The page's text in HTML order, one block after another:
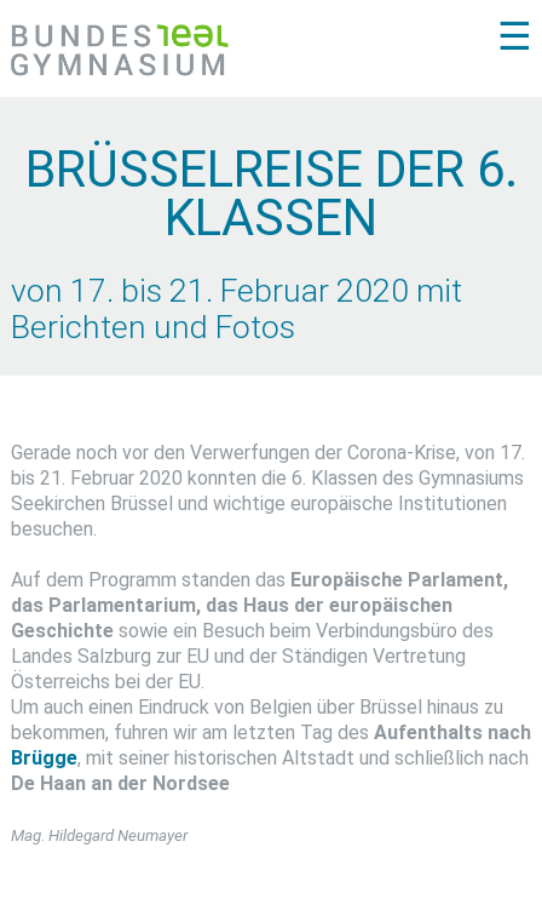
☰
BRÜSSELREISE DER 6.
KLASSEN
von 17. bis 21. Februar 2020 mit
Berichten und Fotos
Gerade noch vor den Verwerfungen der Corona-Krise, von 17.
bis 21. Februar 2020 konnten die 6. Klassen des Gymnasiums
Seekirchen Brüssel und wichtige europäische Institutionen
besuchen.
Auf dem Programm standen das Europäische Parlament,
das Parlamentarium, das Haus der europäischen
Geschichtesowie ein Besuch beim Verbindungsbüro des
Landes Salzburg zur EU und der Ständigen Vertretung
Österreichs bei der EU.
Um auch einen Eindruck von Belgien über Brüssel hinaus zu
bekommen, fuhren wir am letzten Tag des Aufenthalts nach
Brügge, mit seiner historischen Altstadt und schließlich nach
De Haan an der Nordsee
Mag. Hildegard Neumayer